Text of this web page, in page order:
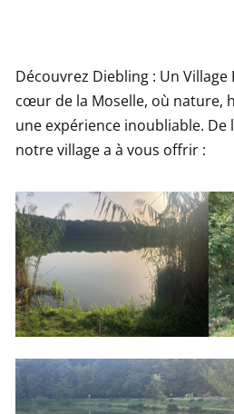
Découvrez Diebling : Un
cœur de la Moselle, où nature,
une expérience inoubliable. De
notre village a à vous offrir :